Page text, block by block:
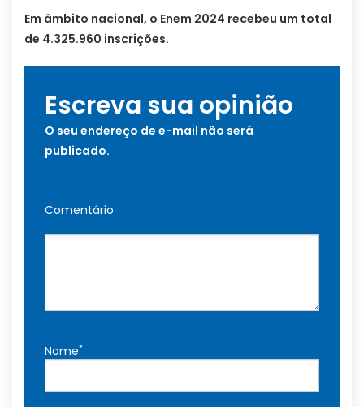
Em âmbito nacional, o Enem 2024 recebeu um total
de 4.325.960 inscrições.
Escreva sua opinião
O seu endereço de e-mail não será
publicado.
Comentário
Nome*